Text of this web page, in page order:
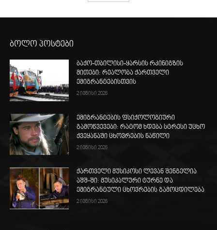
ბოლო პოსტები
ბაქო-თბილისი-ყარსის რკინიგზის
მითები: რეალობა ქართველი
ემიგრანტებისთვის
2 ივნისი 2026
ემიგრანტების ფსიქოლოგიური
გამოწვევები: რატომ ხდება სტრესი უცხო
ქვეყანაში ცხოვრების ნაწილი
2 ივნისი 2026
ქართველი მუსიკოსი ლევან შენგელია
აშშ-ში: მუსიკალური ტურნე და
ემიგრანტული ცხოვრების გამოცდილება
2 ივნისი 2026